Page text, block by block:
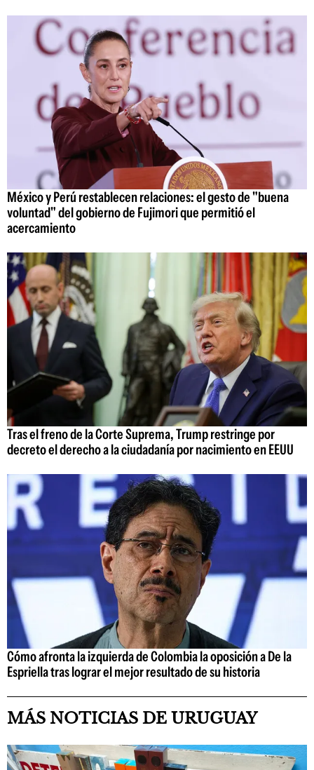
México y Perú restablecen relaciones: el gesto de "buena
voluntad" del gobierno de Fujimori que permitió el
acercamiento
Tras el freno de la Corte Suprema, Trump restringe por
decreto el derecho a la ciudadanía por nacimiento en EEUU
Cómo afronta la izquierda de Colombia la oposición a De la
Espriella tras lograr el mejor resultado de su historia
MÁS NOTICIAS DE URUGUAY